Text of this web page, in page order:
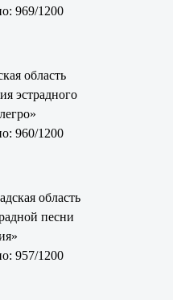
969/1200
область
эстрадного
960/1200
область
песни
957/1200